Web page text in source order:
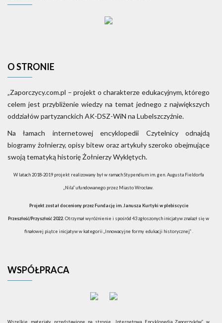
O STRONIE
„Zaporczycy.com.pl – projekt o charakterze edukacyjnym, którego
celem jest przybliżenie wiedzy na temat jednego z największych
oddziałów partyzanckich AK-DSZ-WiN na Lubelszczyźnie.
Na łamach internetowej encyklopedii Czytelnicy odnajdą
biogramy żołnierzy, opisy bitew oraz artykuły szeroko obejmujące
swoją tematyką historię Żołnierzy Wyklętych.
W latach 2018-2019 projekt realizowany był w ramach Stypendium im. gen. Augusta Fieldorfa
„Nila” ufundowanego przez Miasto Wrocław.
Projekt został doceniony przez Fundację im. Janusza Kurtyki w plebiscycie
Przeszłość/Przyszłość 2022. Otrzymał wyróżnienie i spośród 43 zgłoszonych inicjatyw znalazł się w
finałowej piątce inicjatyw w kategorii „Innowacyjne formy edukacji historycznej” .
WSPÓŁPRACA
Wszelkie materiały przedstawione na stronie „Internetowa Encyklopedia Zaporczyków” w